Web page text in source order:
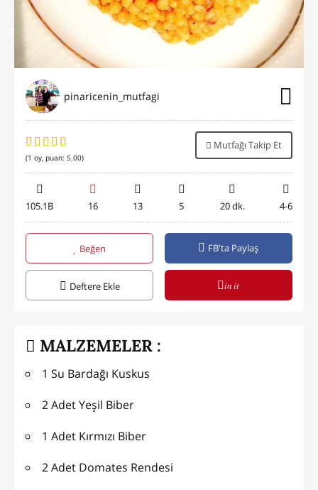
pinaricenin_mutfagi
(1 oy, puan: 5.00)
Mutfağı Takip Et
105.1B 16 13 5 20 dk. 4-6
Beğen FB'ta Paylaş
Deftere Ekle in it
MALZEMELER :
1 Su Bardağı Kuskus
2 Adet Yeşil Biber
1 Adet Kırmızı Biber
2 Adet Domates Rendesi